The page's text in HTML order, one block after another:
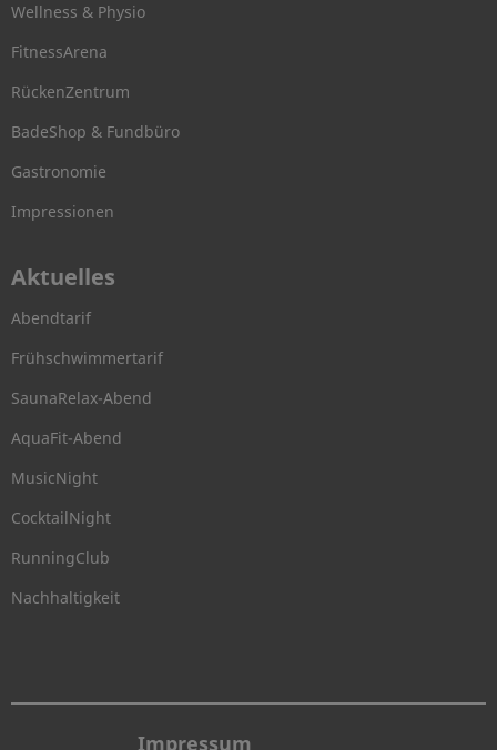
Wellness & Physio
FitnessArena
RückenZentrum
BadeShop & Fundbüro
Gastronomie
Impressionen
Aktuelles
Abendtarif
Frühschwimmertarif
SaunaRelax-Abend
AquaFit-Abend
MusicNight
CocktailNight
RunningClub
Nachhaltigkeit
Impressum